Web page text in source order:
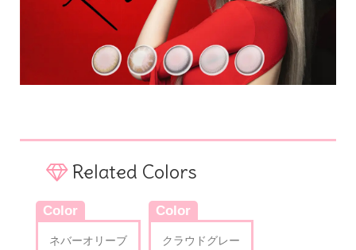
Related Colors
Color
ネバーオリーブ
Color
クラウドグレー